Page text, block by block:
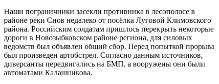
Наши пограничники засекли противника в лесополосе в
районе реки Снов недалеко от посёлка Луговой Климовского
района. Российским солдатам пришлось перекрыть некоторые
дороги в Новозыбковском районе региона, для силовых
ведомств был объявлен общий сбор. Перед попыткой прорыва
был произведен артобстрел. Согласно данным источников,
диверсанты передвигались на БМП, а вооружены они были
автоматами Калашникова.